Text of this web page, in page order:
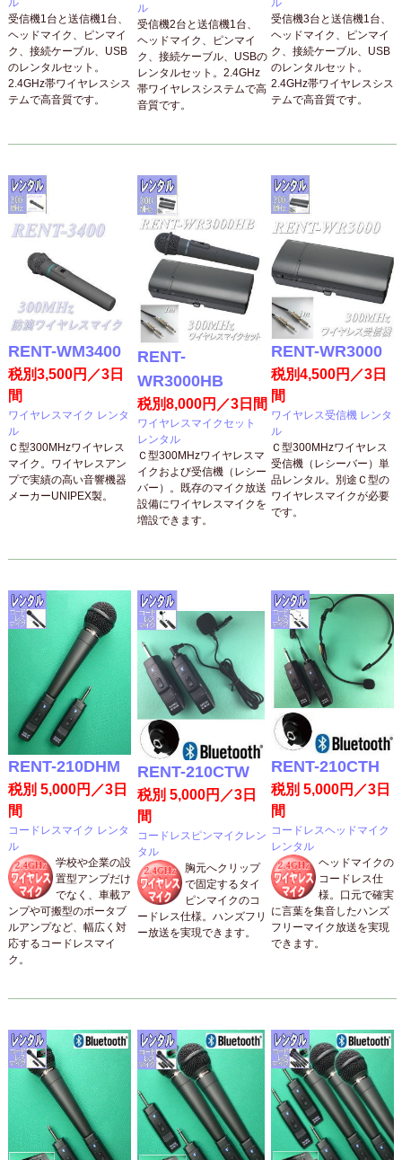
ル
受信機1台と送信機1台、
ヘッドマイク、ピンマイ
ク、接続ケーブル、USB
のレンタルセット。
2.4GHz帯ワイヤレスシス
テムで高音質です。
ル
受信機2台と送信機1台、
ヘッドマイク、ピンマイ
ク、接続ケーブル、USBの
レンタルセット。2.4GHz
帯ワイヤレスシステムで高
音質です。
ル
受信機3台と送信機1台、
ヘッドマイク、ピンマイ
ク、接続ケーブル、USB
のレンタルセット。
2.4GHz帯ワイヤレスシス
テムで高音質です。
RENT-WM3400
税別3,500円／3日
間
ワイヤレスマイク レンタ
ル
Ｃ型300MHzワイヤレス
マイク。ワイヤレスアン
プで実績の高い音響機器
メーカーUNIPEX製。
RENT-
WR3000HB
税別8,000円／3日間
ワイヤレスマイクセット
レンタル
Ｃ型300MHzワイヤレスマ
イクおよび受信機（レシー
バー）。既存のマイク放送
設備にワイヤレスマイクを
増設できます。
RENT-WR3000
税別4,500円／3日
間
ワイヤレス受信機 レンタ
ル
Ｃ型300MHzワイヤレス
受信機（レシーバー）単
品レンタル。別途Ｃ型の
ワイヤレスマイクが必要
です。
RENT-210DHM
税別 5,000円／3日
間
コードレスマイク レンタ
ル
学校や企業の設
置型アンプだけ
でなく、車載ア
ンプや可搬型のポータブ
ルアンプなど、幅広く対
応するコードレスマイ
ク。
RENT-210CTW
税別 5,000円／3日
間
コードレスピンマイクレン
タル
胸元へクリップ
で固定するタイ
ピンマイクのコ
ードレス仕様。ハンズフリ
ー放送を実現できます。
RENT-210CTH
税別 5,000円／3日
間
コードレスヘッドマイク
レンタル
ヘッドマイクの
コードレス仕
様。口元で確実
に言葉を集音したハンズ
フリーマイク放送を実現
できます。